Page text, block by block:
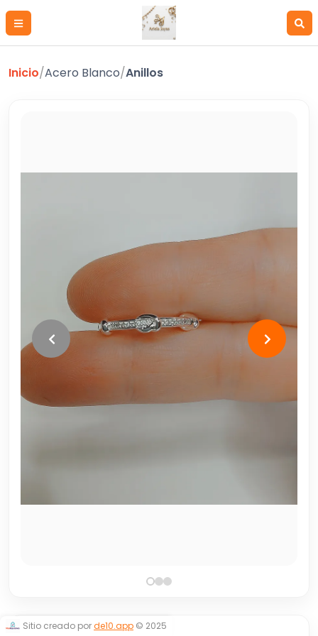
Inicio/Acero Blanco/Anillos
Sitio creado porde10.app © 2025